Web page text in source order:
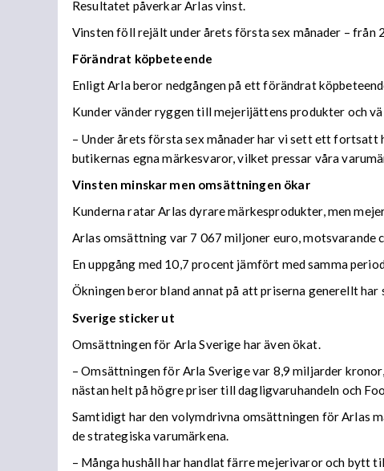
Resultatet påverkar Arlas vinst.
Vinsten föll rejält under årets första sex månader –
Förändrat köpbeteende
Enligt Arla beror nedgången på ett förändrat
Kunder vänder ryggen till mejerijättens produkter och
– Under årets första sex månader har vi sett ett
butikernas egna märkesvaror, vilket pressar våra
Vinsten minskar men omsättningen ökar
Kunderna ratar Arlas dyrare märkesprodukter, men
Arlas omsättning var 7 067 miljoner euro,
En uppgång med 10,7 procent jämfört med samma
Ökningen beror bland annat på att priserna generellt
Sverige sticker ut
Omsättningen för Arla Sverige har även ökat.
– Omsättningen för Arla Sverige var 8,9 miljarder
nästan helt på högre priser till dagligvaruhandeln och
Samtidigt har den volymdrivna omsättningen för Arlas
de strategiska varumärkena.
– Många hushåll har handlat färre mejerivaror och